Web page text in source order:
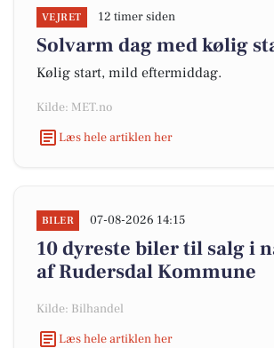
VEJRET 12 timer siden
Solvarm dag med kølig
Kølig start, mild eftermiddag.
Kilde: MET.no
Læs hele artiklen her
BILER 07-08-2026 14:15
10 dyreste biler til salg i
af Rudersdal Kommune
Kilde: Bilhandel
Læs hele artiklen her